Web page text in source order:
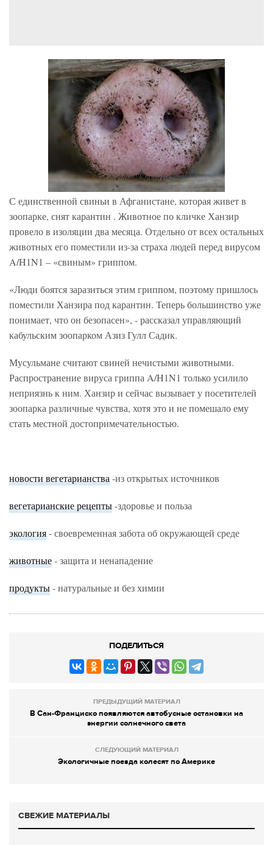
С единственной свиньи в Афганистане, которая живет в
зоопарке, снят карантин . Животное по кличке Ханзир
провело в изоляции два месяца. Отдельно от всех остальных
животных его поместили из-за страха людей перед вирусом
A/H1N1 – «свиным» гриппом.
«Люди боятся заразиться этим гриппом, поэтому пришлось
поместили Ханзира под карантин. Теперь большинство уже
понимает, что он безопасен», - рассказал управляющий
кабульским зоопарком Азиз Гулл Садик.
Мусульмане считают свиней нечистыми животными.
Распространение вируса гриппа A/H1N1 только усилило
неприязнь к ним. Ханзир и сейчас вызывает у посетителей
зоопарка различные чувства, хотя это и не помешало ему
стать местной достопримечательностью.
новости вегетарианства -из открытых источников
вегетарианские рецепты-здоровье и польза
экология- своевременная забота об окружающей среде
животные- защита и ненападение
продукты- натуральные и без химии
ПОДЕЛИТЬСЯ
ПРЕДЫДУЩИЙ МАТЕРИАЛ
В Сан-Франциско появляются автобусные остановки на
энергии солнечного света
СЛЕДУЮЩИЙ МАТЕРИАЛ
Экологичные поезда колесят по Америке
СВЕЖИЕ МАТЕРИАЛЫ